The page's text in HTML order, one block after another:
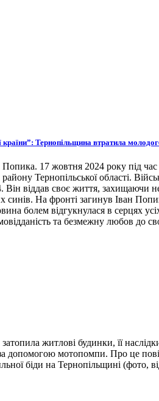
країни”: Тернопільщина втратила
17 жовтня 2024 року під
Тернопільської області.
Він віддав своє життя,
На фронті загинув Іван
болем відгукнулася в серцях
та безмежну любов до
житлові будинки, її
допомогою мотопомпи. Про це
біди на Тернопільщині (фото,